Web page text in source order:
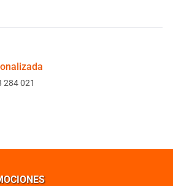
284 021